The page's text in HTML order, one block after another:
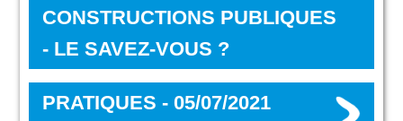
CONSTRUCTIONS PUBLIQUES
- LE SAVEZ-VOUS ?
PRATIQUES - 05/07/2021